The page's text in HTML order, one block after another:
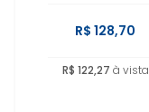
R$ 128,70
R$ 122,27 à vista